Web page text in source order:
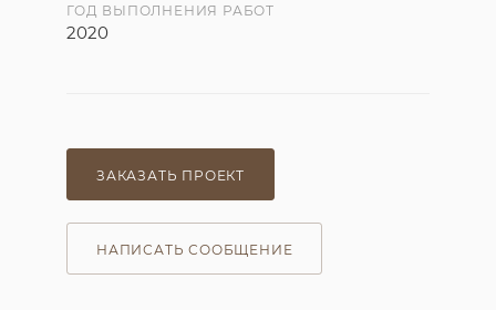
ГОД ВЫПОЛНЕНИЯ РАБОТ
2020
ЗАКАЗАТЬ ПРОЕКТ
НАПИСАТЬ СООБЩЕНИЕ